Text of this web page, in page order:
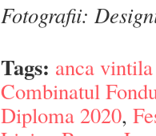
Fotografii:
Tags: anca
Combinatul
Diploma 2020,